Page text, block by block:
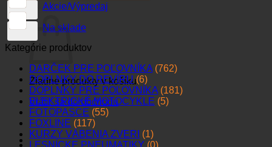
Košík
Žiadne produkty v košíku.
Vrátiť sa do obchodu
Akcie/Výpredaj
Na sklade
Kategórie produktov
DARČEK PRE POĽOVNÍKA (762)
DOPLNKY DO REVÍRU (6)
DOPLNKY PRE POĽOVNÍKA (181)
ELEKTRICKÉ MOTOCYKLE (5)
FOTOPASCE (55)
FOXLINE (117)
KURZY VÁBENIA ZVERI (1)
LESNÍCKE PNEUMATIKY (0)